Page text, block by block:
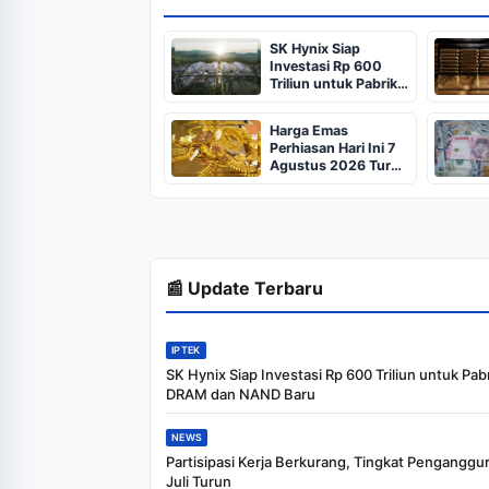
SK Hynix Siap
Investasi Rp 600
Triliun untuk Pabrik
DRAM dan NAND
Baru
Harga Emas
Perhiasan Hari Ini 7
Agustus 2026 Turun
Lagi, Termurah
Rp430.000 per
📰 Update Terbaru
IPTEK
SK Hynix Siap Investasi Rp 600 Triliun untuk
DRAM dan NAND Baru
NEWS
Partisipasi Kerja Berkurang, Tingkat
Juli Turun